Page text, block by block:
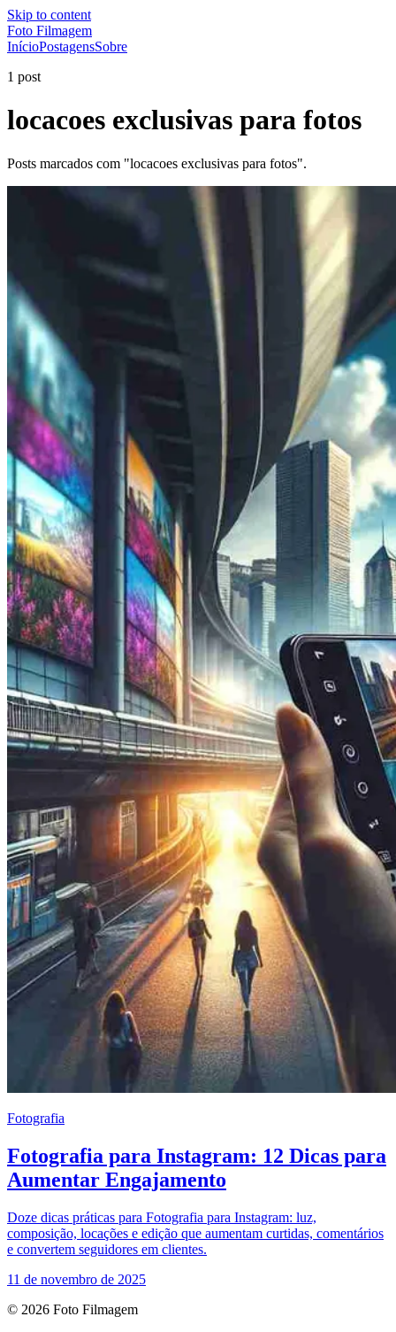
Skip to content
Foto Filmagem
InícioPostagensSobre
1 post
locacoes exclusivas para fotos
Posts marcados com "locacoes exclusivas para fotos".
Fotografia
Fotografia para Instagram: 12 Dicas para
Aumentar Engajamento
Doze dicas práticas para Fotografia para Instagram: luz,
composição, locações e edição que aumentam curtidas, comentários
e convertem seguidores em clientes.
11 de novembro de 2025
© 2026 Foto Filmagem